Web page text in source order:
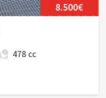
8.500€
478 cc